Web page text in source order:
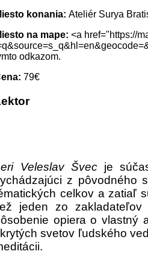
konania:Ateliér Surya
na mape:<a href="https://
odkazom.
79€
Veleslav Švecje
z pôvodného
celkov a zatiaľ
jeden zo zakladateľov
opiera o vlastný
svetov ľudského